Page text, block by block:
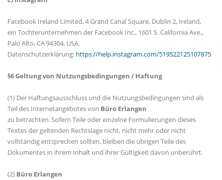
Facebook Ireland Limited, 4 Grand Canal Square, Dublin 2, Ireland,
ein Tochterunternehmen der Facebook Inc., 1601 S. California Ave.,
Palo Alto, CA 94304, USA.
Datenschutzerklärung: https://help.instagram.com/519522125107875
§6 Geltung von Nutzungsbedingungen / Haftung
(1) Der Haftungsausschluss und die Nutzungsbedingungen sind als
Teil des Internetangebotes von Büro Erlangen
zu betrachten. Sofern Teile oder einzelne Formulierungen dieses
Textes der geltenden Rechtslage nicht, nicht mehr oder nicht
vollständig entsprechen sollten, bleiben die übrigen Teile des
Dokumentes in ihrem Inhalt und ihrer Gültigkeit davon unberührt.
(2) Büro Erlangen